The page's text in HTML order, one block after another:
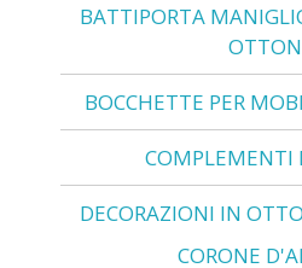
BATTIPORTA
BOCCHETTE PER
COMPLEMENTI
DECORAZIONI IN
CORONE